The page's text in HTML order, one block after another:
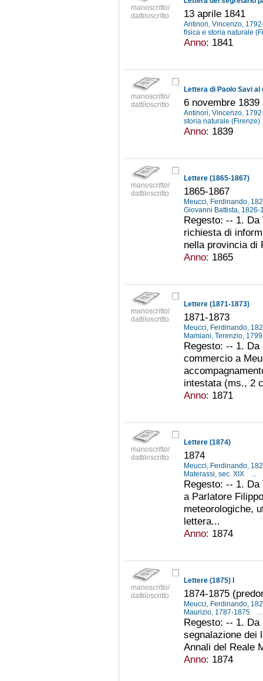
manoscritto/
dattiloscritto
13 aprile 1841
Antinori, Vincenzo,
fisica e storia naturale
Anno: 1841
manoscritto/
dattiloscritto
6 novembre 1839
Antinori, Vincenzo,
storia naturale (Firenze)
Anno: 1839
manoscritto/
dattiloscritto
Lettere (1865-1867)
1865-1867
Meucci, Ferdinando,
Giovanni Battista,
Regesto: -- 1. Da
richiesta di
nella provincia di
Anno: 1865
manoscritto/
dattiloscritto
Lettere (1871-1873)
1871-1873
Meucci, Ferdinando,
Mamiani, Terenzio,
Regesto: -- 1.
commercio a
intestata (ms., 2
Anno: 1871
manoscritto/
dattiloscritto
Lettere (1874)
1874
Meucci, Ferdinando,
Materassi, sec. XIX
Regesto: -- 1.
a Parlatore
meteorologiche,
lettera...
Anno: 1874
manoscritto/
dattiloscritto
Lettere (1875) I
1874-1875
Meucci, Ferdinando,
Maurizio, 1787-1875
Regesto: -- 1.
segnalazione dei
Annali del Reale
Anno: 1874